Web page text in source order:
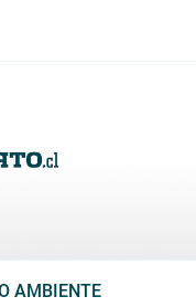
AMBIENTE